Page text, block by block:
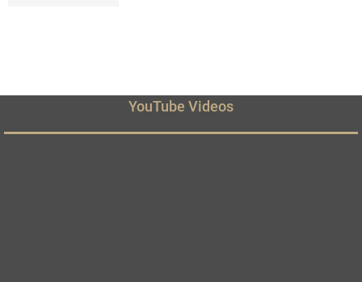
YouTube Videos